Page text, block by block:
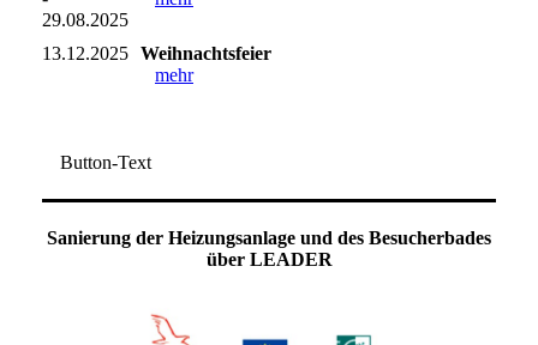
29.08.2025
13.12.2025 Weihnachtsfeier
mehr
Button-Text
Sanierung der Heizungsanlage und des Besucherbades
über LEADER